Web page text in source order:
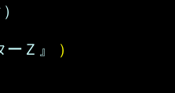
Ｚ』
）